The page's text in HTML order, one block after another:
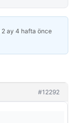
2 ay 4 hafta önce
#12292